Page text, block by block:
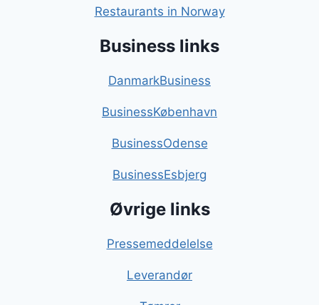
Restaurants in Norway
Business links
DanmarkBusiness
BusinessKøbenhavn
BusinessOdense
BusinessEsbjerg
Øvrige links
Pressemeddelelse
Leverandør